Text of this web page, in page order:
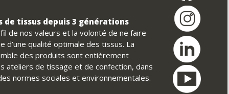
tissus depuis 3 générations
de nos valeurs et la volonté de ne faire
d’une qualité optimale des tissus. La
des produits sont entièrement
ateliers de tissage et de confection, dans
normes sociales et environnementales.